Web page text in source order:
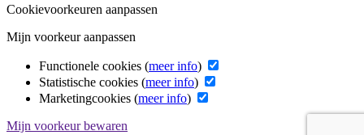
Cookievoorkeuren aanpassen
Mijn voorkeur aanpassen
Functionele cookies (meer info)
Statistische cookies (meer info)
Marketingcookies (meer info)
Mijn voorkeur bewaren